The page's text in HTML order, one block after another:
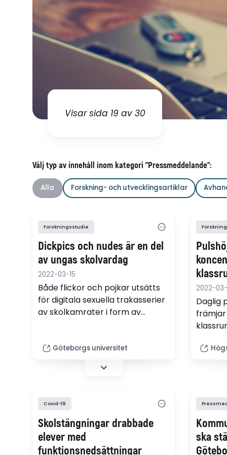
Visar sida 19 av 30
Välj typ av innehåll inom kategori "Pressmeddelande":
Alla Forskning- och utvecklingsartiklar
Forskningsstudie
Dickpics och nudes är en del
av ungas skolvardag
2022-03-15
Både flickor och pojkar utsätts
för digitala sexuella trakasserier
av skolkamrater i form av
avhandling visar att ungdomar
ofta saknar strategier för att
skydda sig och att det kan leda
ohälsa. Men det finns också
ungdomar som hittar sätt att
göra motstånd.
Göteborgs universitet
2022-
Daglig
nya
Covid-19
Skolstängningar drabbade
elever med
funktionsnedsättningar
ska